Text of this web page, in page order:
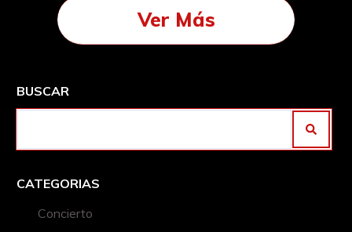
Ver Más
BUSCAR
CATEGORIAS
Concierto